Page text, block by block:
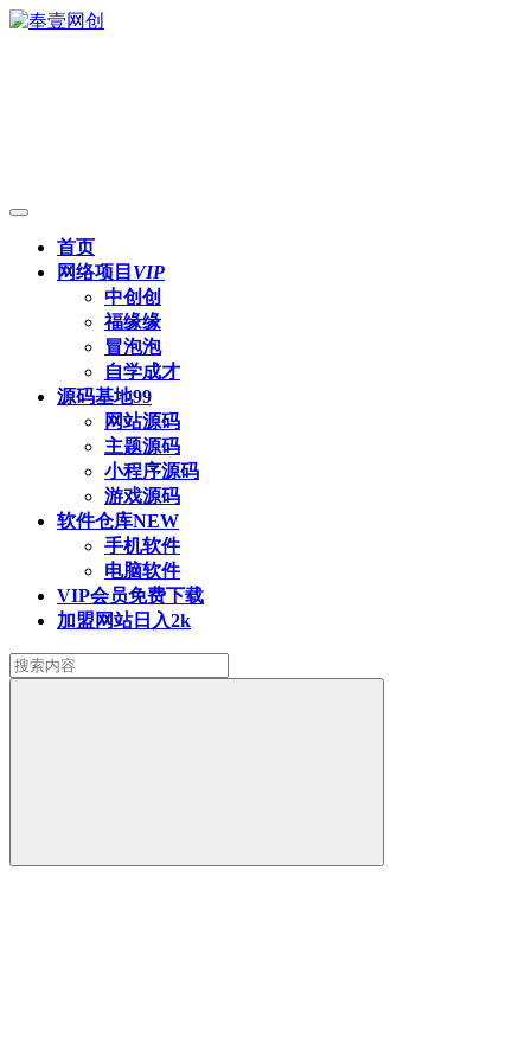
首页
网络项目 VIP
中创创
福缘缘
冒泡泡
自学成才
源码基地99
网站源码
主题源码
小程序源码
游戏源码
软件仓库NEW
手机软件
电脑软件
VIP会员免费下载
加盟网站日入2k